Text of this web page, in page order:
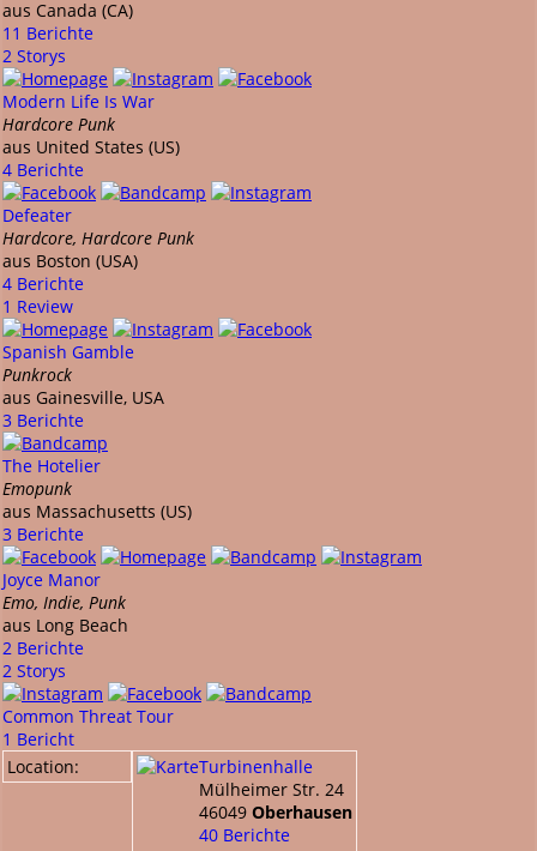
aus Canada (CA)
11 Berichte
2 Storys
Modern Life Is War
Hardcore Punk
aus United States (US)
4 Berichte
Defeater
Hardcore, Hardcore Punk
aus Boston (USA)
4 Berichte
1 Review
Spanish Gamble
Punkrock
aus Gainesville, USA
3 Berichte
The Hotelier
Emopunk
aus Massachusetts (US)
3 Berichte
Joyce Manor
Emo, Indie, Punk
aus Long Beach
2 Berichte
2 Storys
Common Threat Tour
1 Bericht
Location:
Turbinenhalle
Mülheimer Str. 24
46049 Oberhausen
40 Berichte